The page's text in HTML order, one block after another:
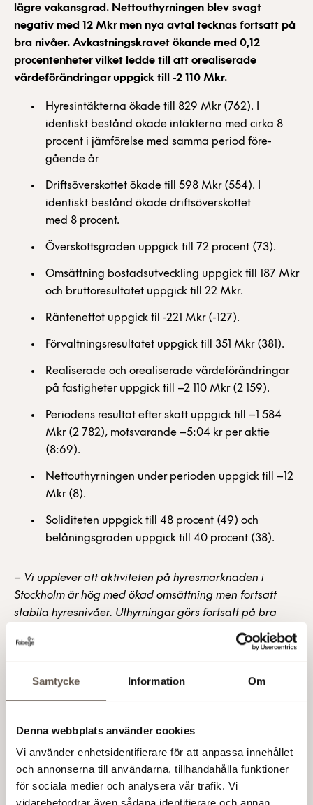
Samtycke Information Om
Denna webbplats använder cookies
Vi använder enhetsidentifierare för att anpassa innehållet
och annonserna till användarna, tillhandahålla funktioner
för sociala medier och analysera vår trafik. Vi
lägre vakansgrad. Nettouthyrningen blev svagt
negativ med 12 Mkr men nya avtal tecknas fortsatt på
bra nivåer. Avkastningskravet ökande med 0,12
procentenheter vilket ledde till att orealiserade
värdeförändringar uppgick till -2 110 Mkr.
Hyresintäkterna ökade till 829 Mkr (762). I
identiskt bestånd ökade intäkterna med cirka 8
procent i jämförelse med samma period före­
gående år
Driftsöverskottet ökade till 598 Mkr (554). I
identiskt bestånd ökade driftsöverskottet
med 8 procent.
Överskottsgraden uppgick till 72 procent (73).
Omsättning bostadsutveckling uppgick till 187 Mkr
och bruttoresultatet uppgick till 22 Mkr.
Räntenettot uppgick til -221 Mkr (-127).
Förvaltningsresultatet uppgick till 351 Mkr (381).
Realiserade och orealiserade värdeförändringar
på fastigheter uppgick till –2 110 Mkr (2 159).
Periodens resultat efter skatt uppgick till –1 584
Mkr (2 782), motsvarande –5:04 kr per aktie
(8:69).
Nettouthyrningen under perioden uppgick till –12
Mkr (8).
Soliditeten uppgick till 48 procent (49) och
belåningsgraden uppgick till 40 procent (38).
– Vi upplever att aktiviteten på hyresmarknaden i
Stockholm är hög med ökad omsättning men fortsatt
stabila hyresnivåer. Uthyrningar görs fortsatt på bra
nivåer men indexuppräkningen från årsskiftet förväntas
begränsa framtida potential vid omförhandlingar, säger
räntorna medfört högre finansieringskostnader och
stigande avkastningskrav i värderingarna. Vår portfölj
av moderna fastigheter i attraktiva lägen samt en bra
tillgång på kapital ger oss stabilitet och möjlighet att ta
oss an de utmaningar och möjligheter som marknaden